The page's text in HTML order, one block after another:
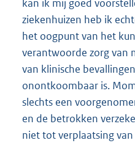
kan ik mij goed
ziekenhuizen heb ik
het oogpunt van het
verantwoorde zorg van
van klinische
onontkoombaar is.
slechts een
en de betrokken
niet tot verplaatsing